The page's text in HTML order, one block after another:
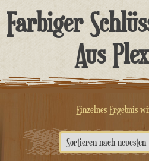
Farbiger
Aus
Einzelnes Ergebnis